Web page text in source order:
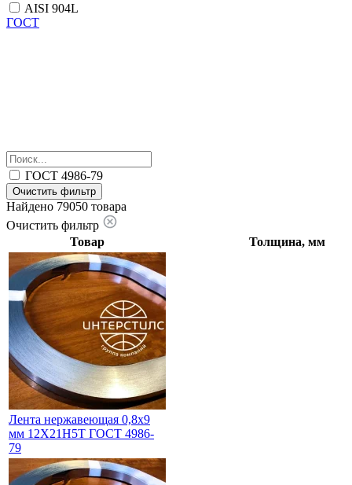
AISI 904L
ГОСТ
ГОСТ 4986-79
Очистить фильтр
Найдено 79050 товара
Очистить фильтр
Товар
Толщина, мм
Лента нержавеющая 0,8х9
мм 12Х21Н5Т ГОСТ 4986-
79